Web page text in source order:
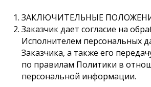
ЗАКЛЮЧИТЕЛЬНЫЕ
Заказчик дает согласие на
Исполнителем персональных
Заказчика, а также его
по правилам Политики в
персональной информации.